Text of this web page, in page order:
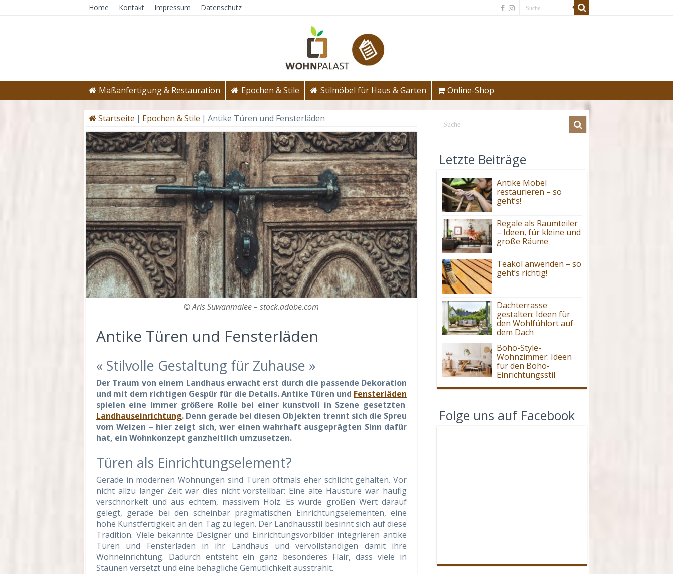
Home Kontakt Impressum Datenschutz
Maßanfertigung & Restauration Epochen & Stile Stilmöbel für Haus & Garten Online-Shop
Startseite | Epochen & Stile | Antike Türen und Fensterläden
© Aris Suwanmalee – stock.adobe.com
Antike Türen und Fensterläden
« Stilvolle Gestaltung für Zuhause »
Der Traum von einem Landhaus erwacht erst durch die passende Dekoration
und mit dem richtigen Gespür für die Details.Antike Türen und Fensterläden
spielen eine immer größere Rolle bei einer kunstvoll in Szene gesetzten
Landhauseinrichtung. Denn gerade bei diesen Objekten trennt sich die Spreu
vom Weizen – hier zeigt sich, wer einen wahrhaft ausgeprägten Sinn dafür
hat, ein Wohnkonzept ganzheitlich umzusetzen.
Türen als Einrichtungselement?
Gerade in modernen Wohnungen sind Türen oftmals eher schlicht gehalten. Vor
nicht allzu langer Zeit war dies nicht vorstellbar: Eine alte Haustüre war häufig
verschnörkelt und aus echtem, massivem Holz. Es wurde großen Wert darauf
gelegt, gerade bei den scheinbar pragmatischen Einrichtungselementen, eine
hohe Kunstfertigkeit an den Tag zu legen. Der Landhausstil besinnt sich auf diese
Tradition. Viele bekannte Designer und Einrichtungsvorbilder integrieren antike
Türen und Fensterläden in ihr Landhaus und vervollständigen damit ihre
Wohneinrichtung. Dadurch entsteht ein ganz besonderes Flair, dass viele in
Staunen versetzt und eine behagliche Gemütlichkeit ausstrahlt.
Letzte Beiträge
Antike Möbel
restaurieren – so
geht’s!
Regale als Raumteiler
– Ideen, für kleine und
große Räume
Teaköl anwenden – so
geht’s richtig!
Dachterrasse
gestalten: Ideen für
den Wohlfühlort auf
dem Dach
Boho-Style-
Wohnzimmer: Ideen
für den Boho-
Einrichtungsstil
Folge uns auf Facebook